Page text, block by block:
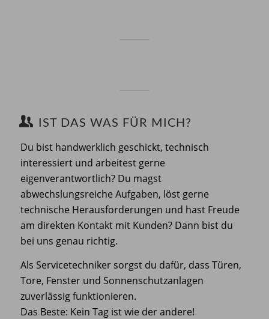
IST DAS WAS FÜR MICH?
Du bist handwerklich geschickt, technisch
interessiert und arbeitest gerne
eigenverantwortlich? Du magst
abwechslungsreiche Aufgaben, löst gerne
technische Herausforderungen und hast Freude
am direkten Kontakt mit Kunden? Dann bist du
bei uns genau richtig.
Als Servicetechniker sorgst du dafür, dass Türen,
Tore, Fenster und Sonnenschutzanlagen
zuverlässig funktionieren.
Das Beste: Kein Tag ist wie der andere!